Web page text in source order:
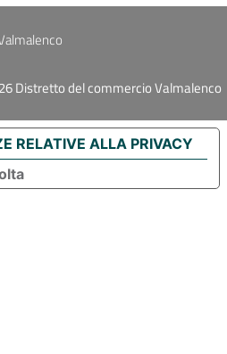
Distretto del commercio Valmalenco
RELATIVE ALLA PRIVACY